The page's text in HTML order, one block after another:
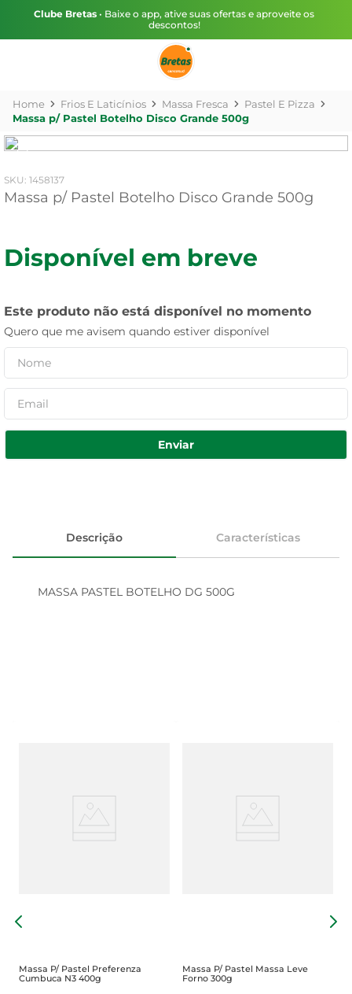
Clube Bretas • Baixe o app, ative suas ofertas e aproveite os
descontos!
Frios E Laticínios Massa Fresca
Pastel E Pizza
Massa p/ Pastel Botelho Disco Grande 500g
: 1458137
Massa p/ Pastel Botelho Disco Grande 500g
Disponível em breve
Este produto não está disponível no momento
Quero que me avisem quando estiver disponível
Enviar
Descrição Características
MASSA PASTEL BOTELHO DG 500G
Massa P/ Pastel Preferenza
Cumbuca N3 400g
Massa P/ Pastel Massa Leve
Forno 300g